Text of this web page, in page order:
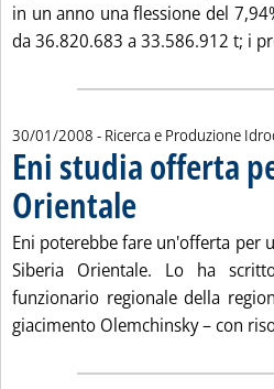
in un anno una flessione del
da 36.820.683 a 33.586.912 t; i
30/01/2008 - Ricerca e Produzione
Eni studia offerta
Orientale . Pubblicata mercoledì
Eni poterebbe fare un'offerta per
Siberia Orientale. Lo ha
funzionario regionale della
giacimento Olemchinsky – con